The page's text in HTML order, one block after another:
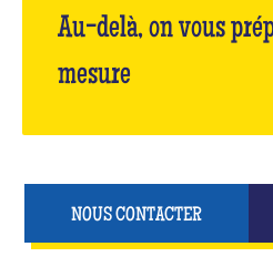
Au-delà, on vous
mesure
NOUS CONTACTER